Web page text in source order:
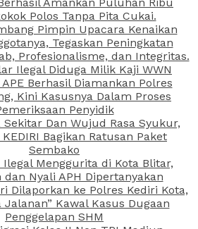
Polos Tanpa Pita Cukai.
Pimpin Upacara Kenaikan
Tegaskan Peningkatan
Profesionalisme, dan Integritas.
Ilegal Diduga Milik Kaji WWN
Berhasil Diamankan Polres
Kini Kasusnya Dalam Proses
Penyidik
Sekitar Dan Wujud Rasa Syukur,
KEDIRI Bagikan Ratusan Paket
Sembako
Ilegal Menggurita di Kota Blitar,
dan Nyali APH Dipertanyakan
Dilaporkan ke Polres Kediri Kota,
Jalanan” Kawal Kasus Dugaan
Penggelapan SHM